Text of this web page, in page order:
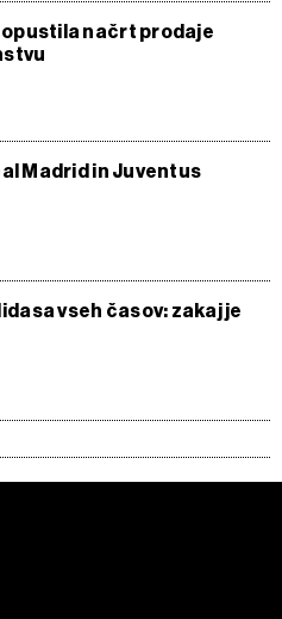
opustila načrt prodaje
Madrid in Juventus
vseh časov: zakaj je